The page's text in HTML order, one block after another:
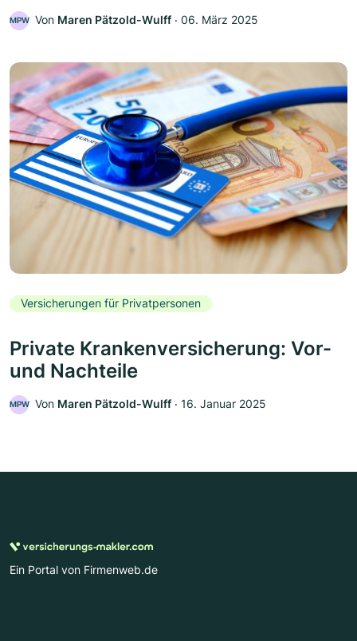
MPW Von Maren Pätzold-Wulff ‧ 06. März 2025
Versicherungen für Privatpersonen
Private Krankenversicherung: Vor-
und Nachteile
MPW Von Maren Pätzold-Wulff ‧ 16. Januar 2025
Ein Portal von Firmenweb.de